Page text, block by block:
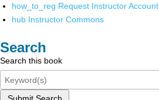
how_to_reg Request Instructor Account
hub Instructor Commons
Search
Search this book
Submit Search